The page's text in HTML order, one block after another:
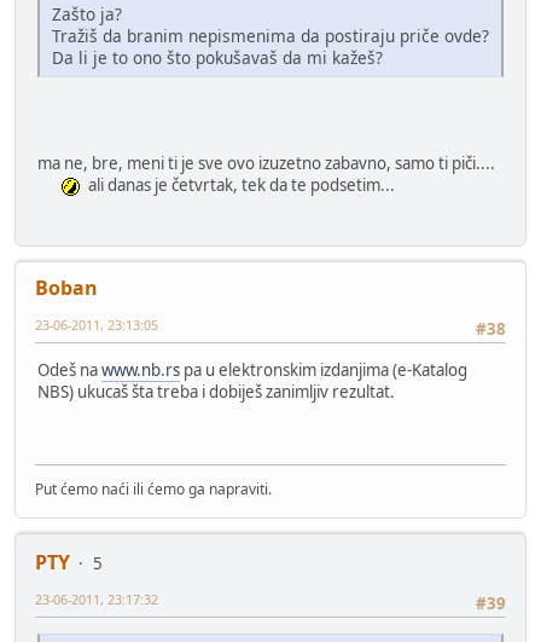
Zašto ja?
Tražiš da branim nepismenima da postiraju priče ovde?
Da li je to ono što pokušavaš da mi kažeš?
ma ne, bre, meni ti je sve ovo izuzetno zabavno, samo ti piči....
ali danas je četvrtak, tek da te podsetim...
Boban
#38
23-06-2011, 23:13:05
Odeš nawww.nb.rs pa u elektronskim izdanjima (e-Katalog
NBS) ukucaš šta treba i dobiješ zanimljiv rezultat.
Put ćemo naći ili ćemo ga napraviti.
PTY
5
#39
23-06-2011, 23:17:32